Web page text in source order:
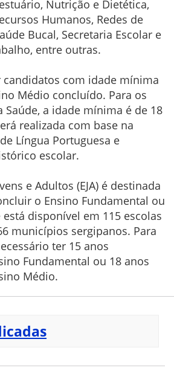
Nutrição e Dietética,
Humanos, Redes de
Bucal, Secretaria Escolar e
entre outras.
com idade mínima
Médio concluído. Para os
Saúde, a idade mínima é de 18
realizada com base na
Língua Portuguesa e
escolar.
e Adultos (EJA) é destinada
o Ensino Fundamental ou
disponível em 115 escolas
municípios sergipanos. Para
ter 15 anos
Fundamental ou 18 anos
Médio.